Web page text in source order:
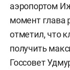
аэропортом
момент глава
отметил, что
получить
Госсовет